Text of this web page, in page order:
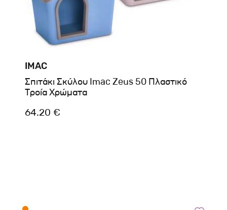
IMAC
Σπιτάκι Σκύλου Imac Zeus 50 Πλαστικό
Τροία Χρώματα
64.20 €